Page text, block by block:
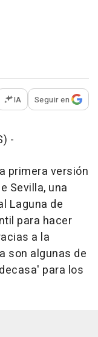
opciones para
IA Seguir en
-
primera versión
Sevilla, una
Laguna de
para hacer
a la
son algunas de
para los